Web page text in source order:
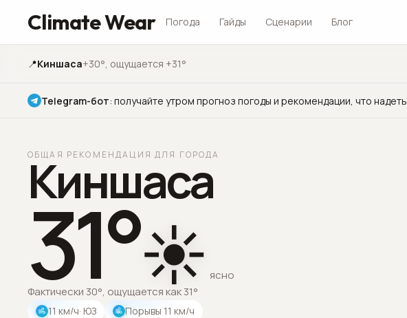
Climate Wear Погода Гайды Сценарии Блог
📍Киншаса+30°, ощущается +31°
Telegram-бот: получайте утром прогноз погоды и рекомендации, что надеть
ОБЩАЯ РЕКОМЕНДАЦИЯ ДЛЯ ГОРОДА
Киншаса
31°☀️ ясно
Фактически 30°, ощущается как 31°
11 км/ч· ЮЗ Порывы 11 км/ч